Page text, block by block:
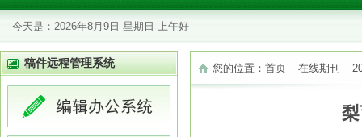
今天是： 2026年8月9日 星期日 上午好
稿件远程管理系统 您的位置： 首页 – 在线期刊 –